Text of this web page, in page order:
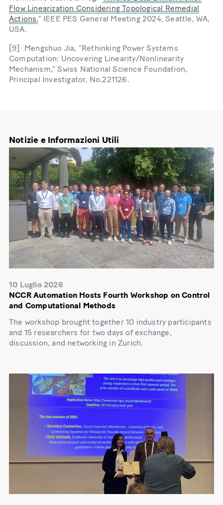
Flow Linearization Considering Topological Remedial
Actions,” IEEE PES General Meeting 2024, Seattle, WA,
USA.
[9] Mengshuo Jia, “Rethinking Power Systems
Computation: Uncovering Linearity/Nonlinearity
Mechanism,” Swiss National Science Foundation,
Principal Investigator, No.221126.
Notizie e Informazioni Utili
10 Luglio 2026
NCCR Automation Hosts Fourth Workshop on Control
and Computational Methods
The workshop brought together 10 industry participants
and 15 researchers for two days of exchange,
discussion, and networking in Zurich.